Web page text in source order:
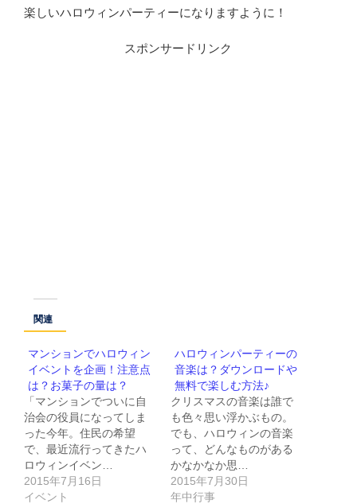
楽しいハロウィンパーティーになりますように！
スポンサードリンク
関連
マンションでハロウィン
イベントを企画！注意点
は？お菓子の量は？
「マンションでついに自
治会の役員になってしま
った今年。住民の希望
で、最近流行ってきたハ
ロウィンイベン…
2015年7月16日
イベント
ハロウィンパーティーの
音楽は？ダウンロードや
無料で楽しむ方法♪
クリスマスの音楽は誰で
も色々思い浮かぶもの。
でも、ハロウィンの音楽
って、どんなものがある
かなかなか思…
2015年7月30日
年中行事